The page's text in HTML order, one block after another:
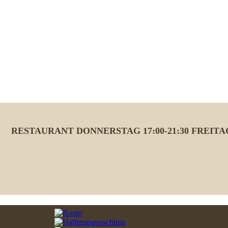
RESTAURANT DONNERSTAG 17:00-21:30